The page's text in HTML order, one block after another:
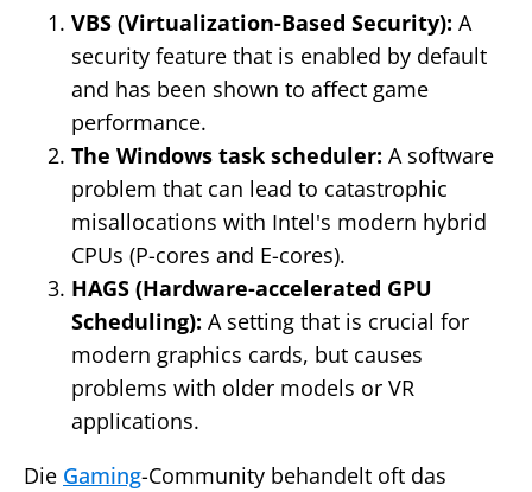
VBS (Virtualization-Based Security): A
security feature that is enabled by default
and has been shown to affect game
performance.
The Windows task scheduler: A software
problem that can lead to catastrophic
misallocations with Intel's modern hybrid
CPUs (P-cores and E-cores).
HAGS (Hardware-accelerated GPU
Scheduling): A setting that is crucial for
modern graphics cards, but causes
problems with older models or VR
applications.
Die Gaming-Community behandelt oft das